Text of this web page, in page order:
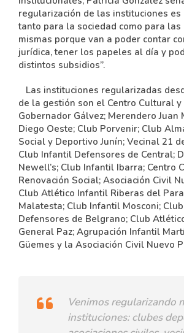
regularización de las instituciones es
tanto para la sociedad como para
mismas porque van a poder contar
jurídica, tener los papeles al día y
distintos subsidios”.
Las instituciones regularizadas
de la gestión son el Centro Cultural
Gobernador Gálvez; Merendero
Diego Oeste; Club Porvenir; Club
Social y Deportivo Junín; Vecinal 21
Club Infantil Defensores de Central;
Newell’s; Club Infantil Ibarra; Centro
Renovación Social; Asociación Civil
Club Atlético Infantil Riberas del
Malatesta; Club Infantil Mosconi;
Defensores de Belgrano; Club
General Paz; Agrupación Infantil
Güemes y la Asociación Civil Nuevo
Venimos regularizando
instituciones: clubes